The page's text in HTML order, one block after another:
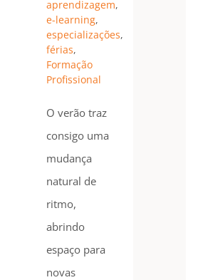
aprendizagem,
e-learning,
especializações,
férias,
Formação
Profissional
O verão traz
consigo uma
mudança
natural de
ritmo,
abrindo
espaço para
novas